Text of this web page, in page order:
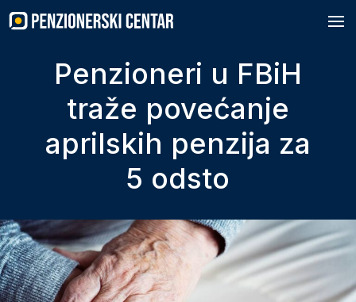
to
content
Penzioneri u FBiH
traže povećanje
aprilskih penzija za
5 odsto